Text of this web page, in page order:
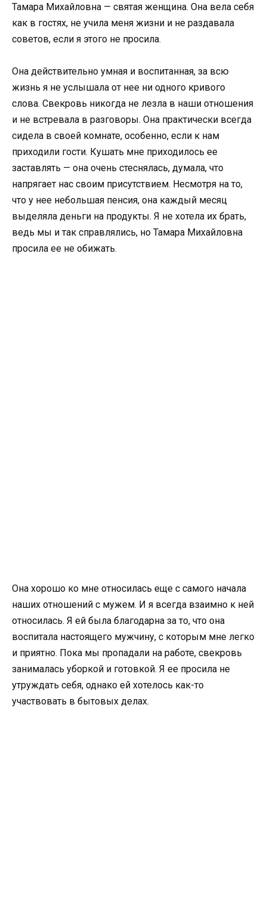
Тамара Михайловна — святая женщина. Она вела себя
как в гостях, не учила меня жизни и не раздавала
советов, если я этого не просила.
Она действительно умная и воспитанная, за всю
жизнь я не услышала от нее ни одного кривого
слова. Свекровь никогда не лезла в наши отношения
и не встревала в разговоры. Она практически всегда
сидела в своей комнате, особенно, если к нам
приходили гости. Кушать мне приходилось ее
заставлять — она очень стеснялась, думала, что
напрягает нас своим присутствием. Несмотря на то,
что у нее небольшая пенсия, она каждый месяц
выделяла деньги на продукты. Я не хотела их брать,
ведь мы и так справлялись, но Тамара Михайловна
просила ее не обижать.
Она хорошо ко мне относилась еще с самого начала
наших отношений с мужем. И я всегда взаимно к ней
относилась. Я ей была благодарна за то, что она
воспитала настоящего мужчину, с которым мне легко
и приятно. Пока мы пропадали на работе, свекровь
занималась уборкой и готовкой. Я ее просила не
утруждать себя, однако ей хотелось как-то
участвовать в бытовых делах.